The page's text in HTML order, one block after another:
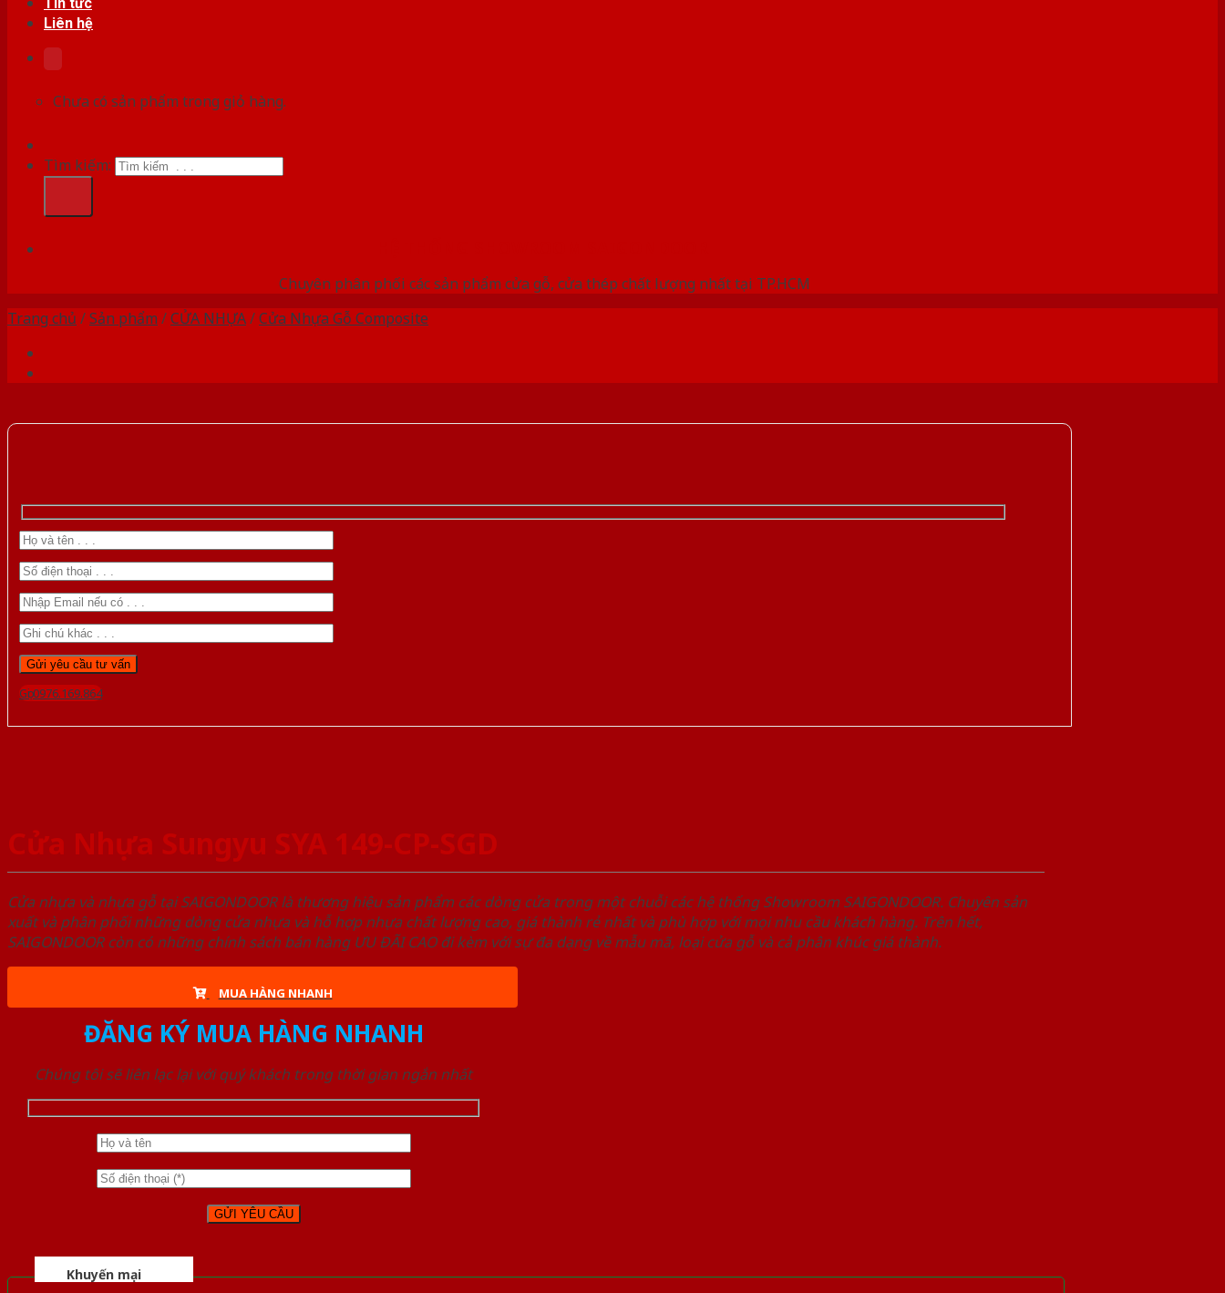
Liên hệ
Chưa có sản phẩm trong giỏ hàng.
Tìm kiếm:
Chuyên phân phối các sản phẩm cửa gỗ, cửa thép chất lượng nhất tại TP.HCM
Trang chủ /Sản phẩm /CỬA NHỰA/Cửa Nhựa Gỗ Composite
Gọi 0976.169.864
Cửa Nhựa Sungyu SYA 149-CP-SGD
Cửa nhựa và nhựa gỗ tại SAIGONDOOR là thương hiệu sản phẩm các dòng cửa trong một chuỗi các hệ thống Showroom SAIGONDOOR. Chuyên sản
xuất và phân phối những dòng cửa nhựa và hỗ hợp nhựa chất lượng cao, giá thành rẻ nhất và phù hợp với mọi nhu cầu khách hàng. Trên hết,
SAIGONDOOR còn có những chính sách bán hàng ƯU ĐÃI CAO đi kèm với sự đa dạng về mẫu mã, loại cửa gỗ và cả phân khúc giá thành.
MUA HÀNG NHANH
ĐĂNG KÝ MUA HÀNG NHANH
Chúng tôi sẽ liên lạc lại với quý khách trong thời gian ngắn nhất
Khuyến mại